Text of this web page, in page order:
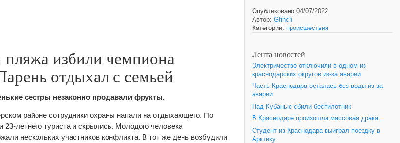
избили чемпиона
отдыхал с семьей
сестры незаконно продавали фрукты.
районе сотрудники охраны напали на отдыхающего. По
летнего туриста и скрылись. Молодого человека
нескольких участников конфликта. В тот же день возбудили
Опубликовано 04/07/2022
Автор: Gfinch
Категории: происшествия
Лента новостей
Электричество отключили в одном из
краснодарских округов из-за аварии
Часть Краснодара осталась без воды из-за
аварии
Над Кубанью сбили беспилотник
В Краснодаре произошла массовая драка
Студент из Краснодара выиграл поездку в
Арктику